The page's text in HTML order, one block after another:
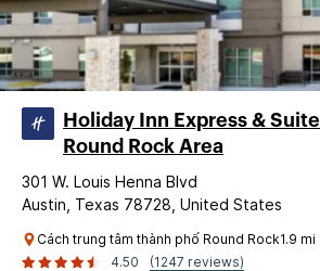
Holiday Inn Express &
Round Rock Area
301 W. Louis Henna Blvd
Austin, Texas 78728, United States
Cách trung tâm thành phố Round Rock1.9 mi
4.50
(1247 reviews)